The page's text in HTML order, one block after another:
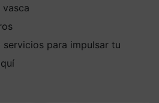
para impulsar tu